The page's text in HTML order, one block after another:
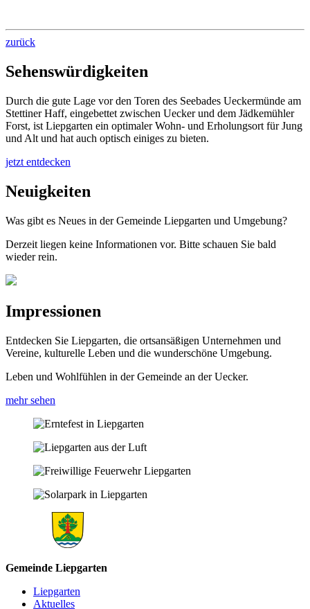
zurück
Sehenswürdigkeiten
Durch die gute Lage vor den Toren des Seebades Ueckermünde am
Stettiner Haff, eingebettet zwischen Uecker und dem Jädkemühler
Forst, ist Liepgarten ein optimaler Wohn- und Erholungsort für Jung
und Alt und hat auch optisch einiges zu bieten.
jetzt entdecken
Neuigkeiten
Was gibt es Neues in der Gemeinde Liepgarten und Umgebung?
Derzeit liegen keine Informationen vor. Bitte schauen Sie bald
wieder rein.
Impressionen
Entdecken Sie Liepgarten, die ortsansäßigen Unternehmen und
Vereine, kulturelle Leben und die wunderschöne Umgebung.
Leben und Wohlfühlen in der Gemeinde an der Uecker.
mehr sehen
Gemeinde Liepgarten
Liepgarten
Aktuelles